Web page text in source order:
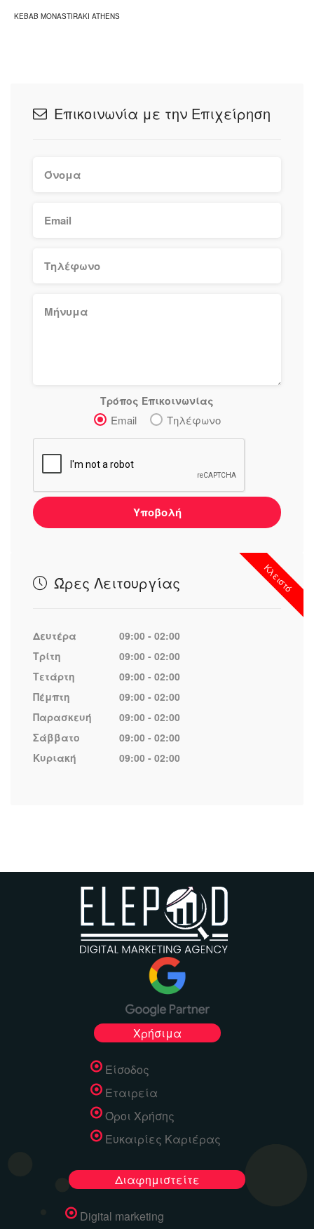
KEBAB MONASTIRAKI ATHENS
Επικοινωνία με την Επιχείρηση
Τρόπος Επικοινωνίας
Email Τηλέφωνο
Υποβολή
Κλειστό
Ώρες Λειτουργίας
Δευτέρα
09:00 - 02:00
Τρίτη
09:00 - 02:00
Τετάρτη
09:00 - 02:00
Πέμπτη
09:00 - 02:00
Παρασκευή
09:00 - 02:00
Σάββατο
09:00 - 02:00
Κυριακή
09:00 - 02:00
Χρήσιμα
Είσοδος
Εταιρεία
Όροι Χρήσης
Ευκαιρίες Καριέρας
Διαφημιστείτε
Digital marketing